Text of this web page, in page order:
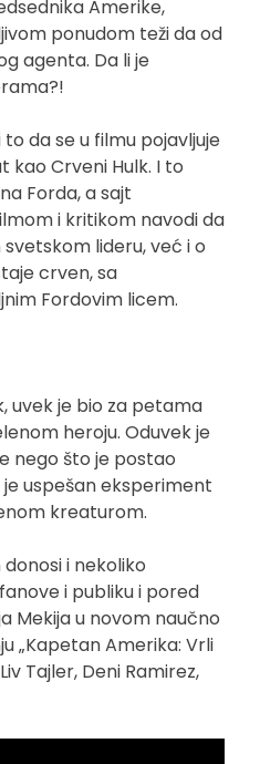
Amerike,
ponudom teži da od
agenta. Da li je
to da se u filmu pojavljuje
kao Crveni Hulk. I to
Forda, a sajt
i kritikom navodi da
lideru, već i o
crven, sa
Fordovim licem.
uvek je bio za petama
heroju. Oduvek je
nego što je postao
uspešan eksperiment
kreaturom.
i nekoliko
i publiku i pored
Mekija u novom naučno
„Kapetan Amerika: Vrli
Tajler, Deni Ramirez,